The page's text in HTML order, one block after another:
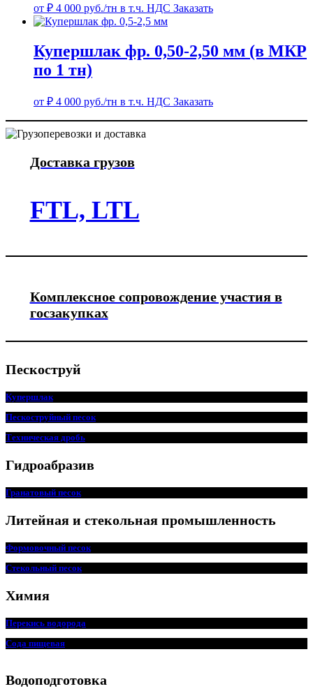
от ₽ 4 000 руб./тн в т.ч. НДС Заказать
Купершлак фр. 0,50-2,50 мм (в МКР
по 1 тн)
от ₽ 4 000 руб./тн в т.ч. НДС Заказать
Доставка грузов
FTL, LTL
Комплексное сопровождение участия в
госзакупках
Пескоструй
Купершлак
Пескоструйный песок
Техническая дробь
Гидроабразив
Гранатовый песок
Литейная и стекольная промышленность
Формовочный песок
Стекольный песок
Химия
Перекись водорода
Сода пищевая
Водоподготовка